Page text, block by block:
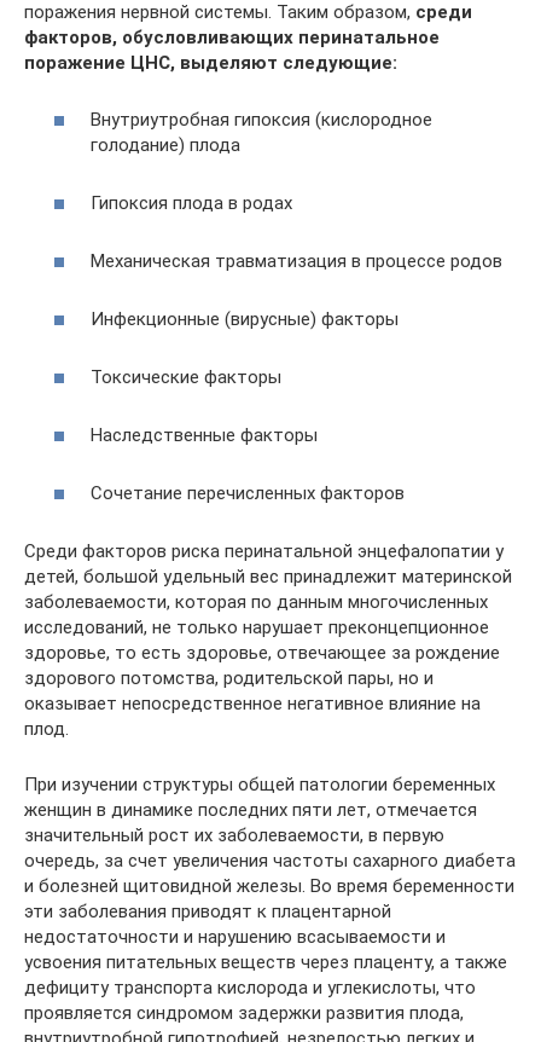
поражения нервной системы. Таким образом, среди
факторов, обусловливающих перинатальное
поражение ЦНС, выделяют следующие:
Внутриутробная гипоксия (кислородное
голодание) плода
Гипоксия плода в родах
Механическая травматизация в процессе родов
Инфекционные (вирусные) факторы
Токсические факторы
Наследственные факторы
Сочетание перечисленных факторов
Среди факторов риска перинатальной энцефалопатии у
детей, большой удельный вес принадлежит материнской
заболеваемости, которая по данным многочисленных
исследований, не только нарушает преконцепционное
здоровье, то есть здоровье, отвечающее за рождение
здорового потомства, родительской пары, но и
оказывает непосредственное негативное влияние на
плод.
При изучении структуры общей патологии беременных
женщин в динамике последних пяти лет, отмечается
значительный рост их заболеваемости, в первую
очередь, за счет увеличения частоты сахарного диабета
и болезней щитовидной железы. Во время беременности
эти заболевания приводят к плацентарной
недостаточности и нарушению всасываемости и
усвоения питательных веществ через плаценту, а также
дефициту транспорта кислорода и углекислоты, что
проявляется синдромом задержки развития плода,